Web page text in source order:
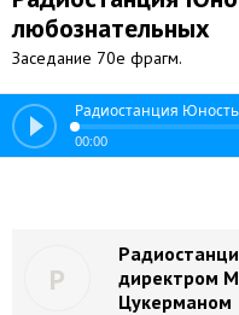
любознательных
Заседание 70е фрагм.
Радиостанция
00:00
Р
директром
Цукерманом